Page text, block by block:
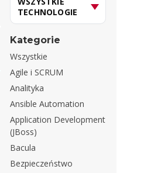
Kategorie
Wszystkie
Agile i SCRUM
Analityka
Ansible Automation
Application Development
(JBoss)
Bacula
Bezpieczeństwo